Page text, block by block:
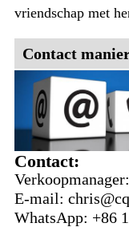
vriendschap met
Contact
Contact:
E-mail:
WhatsApp: +86